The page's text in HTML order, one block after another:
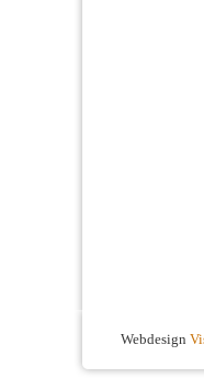
Webdesign